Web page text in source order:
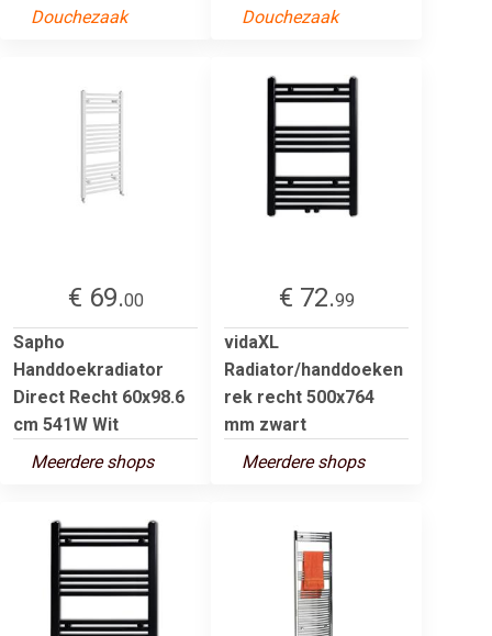
Douchezaak
Douchezaak
€ 69.00
Sapho
Handdoekradiator
Direct Recht 60x98.6
cm 541W Wit
Meerdere shops
€ 72.99
vidaXL
Radiator/handdoeken
rek recht 500x764
mm zwart
Meerdere shops